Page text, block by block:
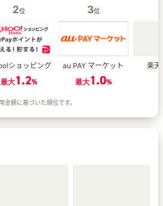
2位
ショッピング
最大1.2%
3位
au PAY マーケット
最大1.0%
楽天
額に基づいた順位です。